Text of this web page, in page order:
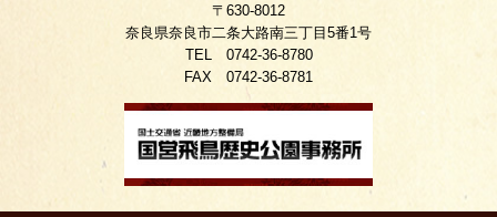
〒630-8012
奈良県奈良市二条大路南三丁目5番1号
TEL 0742-36-8780
FAX 0742-36-8781